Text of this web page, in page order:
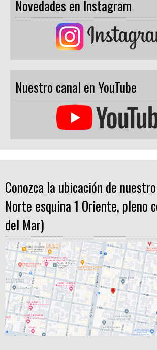
Novedades en Instagram
Nuestro canal en YouTube
Conozca la ubicación de
Norte esquina 1 Oriente, pleno
del Mar)